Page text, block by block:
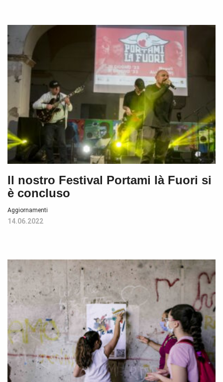
Il nostro Festival Portami là Fuori si
è concluso
Aggiornamenti
14.06.2022